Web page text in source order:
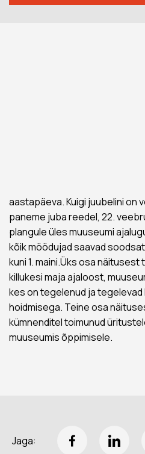
aastapäeva. Kuigi juubelini on
paneme juba reedel, 22.
plangule üles muuseumi
kõik möödujad saavad
kuni 1. maini.Üks osa
killukesi maja ajaloost,
kes on tegelenud ja tegelevad
hoidmisega. Teine osa
kümnenditel toimunud
muuseumis õppimisele.
Jaga: